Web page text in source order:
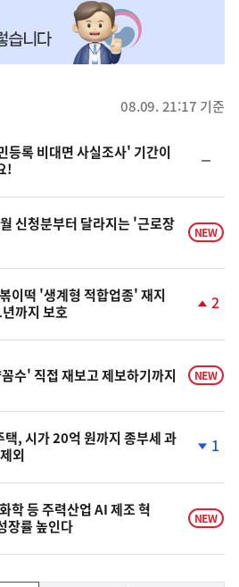
08.09. 21:17 기준
등록 비대면 사실조사' 기간이
!
일
신청분부터 달라지는 '근로장
NEW
이떡 '생계형 적합업종' 재지
까지 보호
상
승
2
수' 직접 재보고 제보하기까지 NEW
택, 시가 20억 원까지 종부세 과
외
하
락
1
학 등 주력산업 AI 제조 혁
률 높인다
NEW